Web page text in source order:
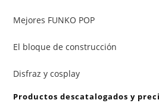
Mejores FUNKO POP
El bloque de construcción
Disfraz y cosplay
Productos descatalogados y